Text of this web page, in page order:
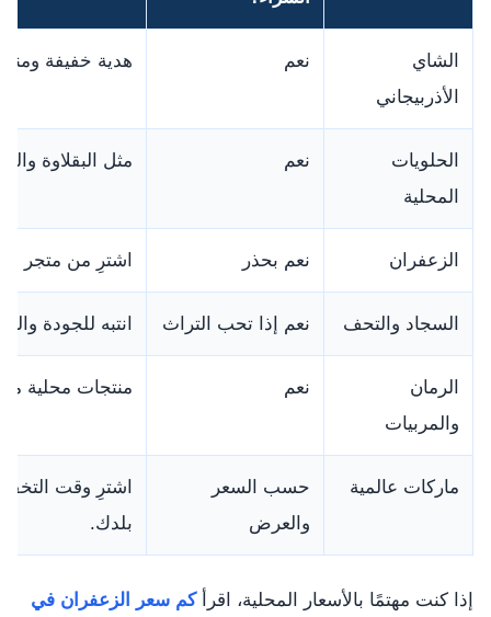
الشاي
الأذربيجاني
نعم هدية خفيفة
الحلويات
المحلية
نعم مثل البقلاوة
الزعفران نعم بحذر اشترِ من متجر
السجاد والتحف نعم إذا تحب التراث انتبه للجودة
الرمان
والمربيات
نعم منتجات محلية
ماركات عالمية
حسب السعر
والعرض
اشترِ وقت
بلدك.
إذا كنت مهتمًا بالأسعار المحلية، اقرأكم سعر الزعفران في